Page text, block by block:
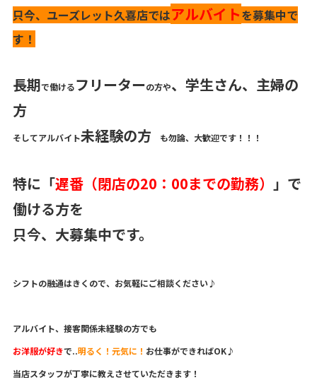
只今、ユーズレット久喜店ではアルバイトを募集中で
す！
長期で働けるフリーターの方や、 学生さん、主婦の
方
そしてアルバイト未経験の方 も勿論、大歓迎です！！！
特に「遅番（閉店の20：00までの勤務） 」で
働ける方を
只今、大募集中です。
シフトの融通はきくので、お気軽にご相談ください♪
アルバイト、接客関係未経験の方でも
お洋服が好きで..明るく！元気に！ お仕事ができればOK♪
当店スタッフが丁寧に教えさせていただきます！